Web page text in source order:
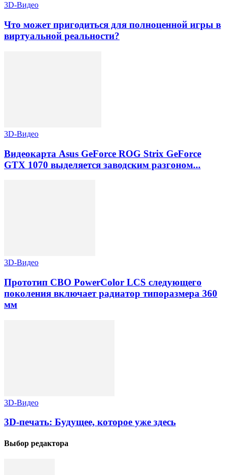
3D-Видео
Что может пригодиться для полноценной игры в
виртуальной реальности?
3D-Видео
Видеокарта Asus GeForce ROG Strix GeForce
GTX 1070 выделяется заводским разгоном...
3D-Видео
Прототип СВО PowerColor LCS следующего
поколения включает радиатор типоразмера 360
мм
3D-Видео
3D-печать: Будущее, которое уже здесь
Выбор редактора